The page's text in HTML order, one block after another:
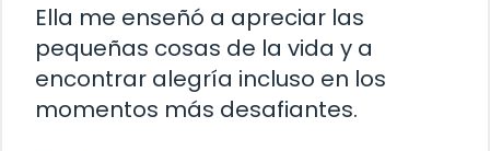
Ella me enseñó a apreciar las
pequeñas cosas de la vida y a
encontrar alegría incluso en los
momentos más desafiantes.